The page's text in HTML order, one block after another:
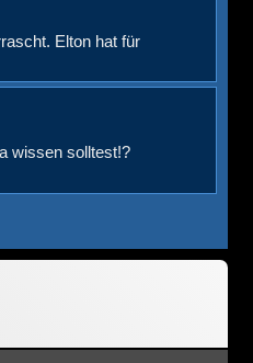
Elton hat für
wissen solltest!?